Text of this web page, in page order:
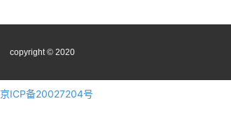
copyright © 2020
京ICP备20027204号